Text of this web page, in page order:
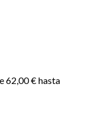
62,00 € hasta